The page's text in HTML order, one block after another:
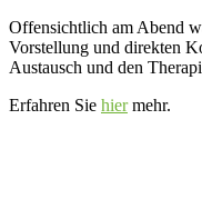
Offensichtlich am Abend
Vorstellung und direkten
Austausch und den
Erfahren Sie hiermehr.